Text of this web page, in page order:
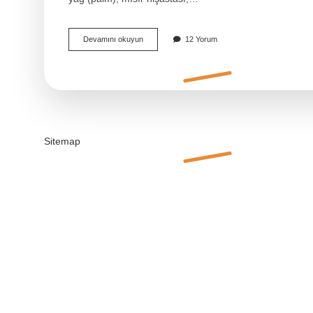
Devamını okuyunKnorr
Tavuk
Var
12 Yorum
Sitemap